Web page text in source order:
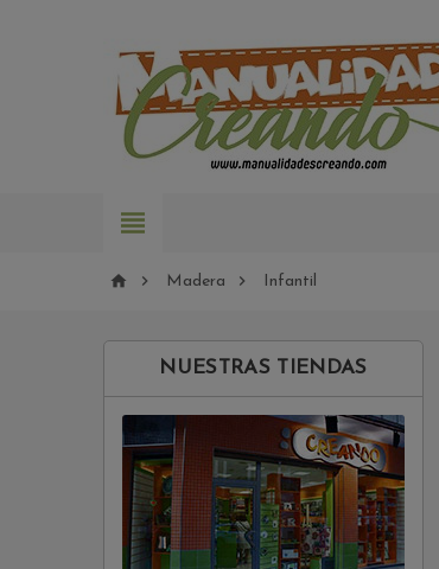

  Madera  Infantil
NUESTRAS TIENDAS